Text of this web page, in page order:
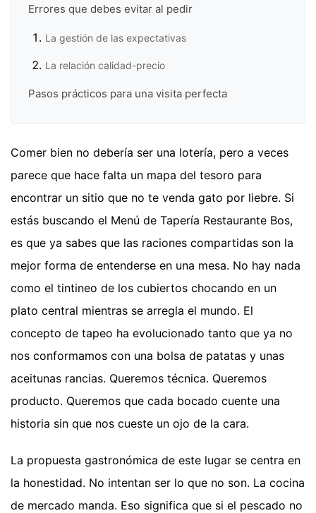
Errores que debes evitar al pedir
La gestión de las expectativas
La relación calidad-precio
Pasos prácticos para una visita perfecta
Comer bien no debería ser una lotería, pero a veces
parece que hace falta un mapa del tesoro para
encontrar un sitio que no te venda gato por liebre. Si
estás buscando el Menú de Tapería Restaurante Bos,
es que ya sabes que las raciones compartidas son la
mejor forma de entenderse en una mesa. No hay nada
como el tintineo de los cubiertos chocando en un
plato central mientras se arregla el mundo. El
concepto de tapeo ha evolucionado tanto que ya no
nos conformamos con una bolsa de patatas y unas
aceitunas rancias. Queremos técnica. Queremos
producto. Queremos que cada bocado cuente una
historia sin que nos cueste un ojo de la cara.
La propuesta gastronómica de este lugar se centra en
la honestidad. No intentan ser lo que no son. La cocina
de mercado manda. Eso significa que si el pescado no